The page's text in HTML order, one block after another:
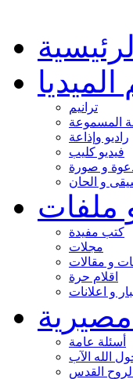
الرئيسية
الميديا
ترانيم
المسموعة
راديو وإذاعة
فيديو كليب
و صورة
و الحان
ملفات
كتب مفيدة
مجلات
و مقالات
اقلام حرة
و اعلانات
مصيرية
أسئلة عامة
الله الآب
القدس